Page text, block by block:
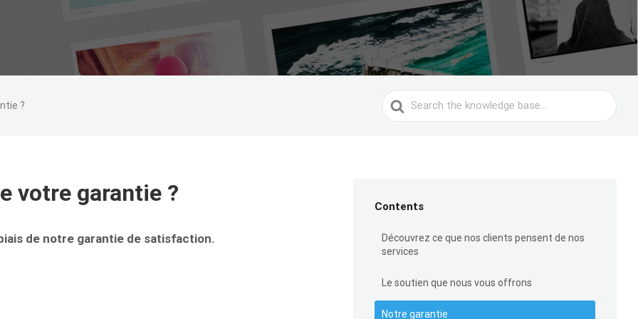
?
Search
For
votre garantie ?
de notre garantie de satisfaction.
Contents
Découvrez ce que nos clients pensent de nos
services
Le soutien que nous vous offrons
Notre garantie